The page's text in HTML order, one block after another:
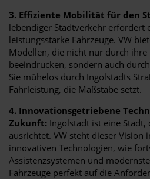
3. Effiziente Mobilität für den
lebendiger Stadtverkehr erfordert
leistungsstarke Fahrzeuge. VW
Modellen, die nicht nur durch ihre
beeindrucken, sondern auch
Sie mühelos durch Ingolstadts
Fahrleistung, die Maßstäbe setzt.
4. Innovationsgetriebene
Zukunft: Ingolstadt ist eine
ausrichtet. VW steht dieser Vision
innovativen Technologien, wie
Assistenzsystemen und
Fahrzeuge perfekt auf die